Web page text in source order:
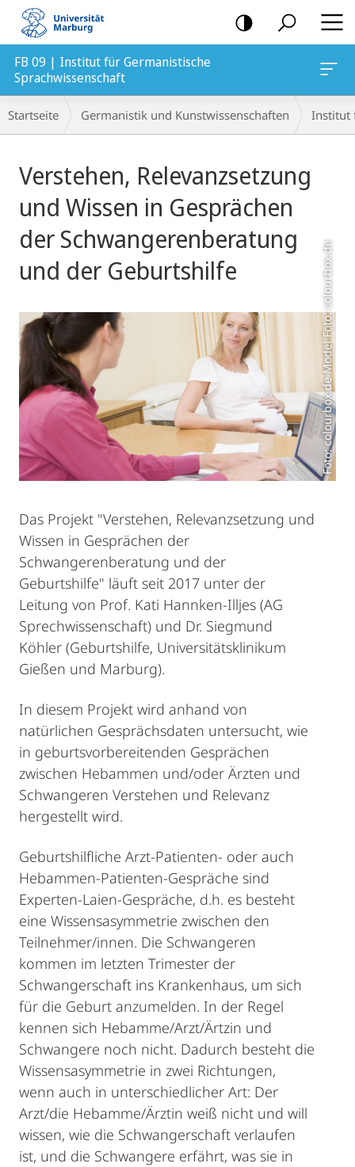
Mobile-
Navigation
FB 09 | Institut für Germanistische
Sprachwissenschaft
Breadcrumb-
Navigation
Startseite Germanistik und Kunstwissenschaften Institut
Verstehen, Relevanzsetzung
und Wissen in Gesprächen
der Schwangerenberatung
und der Geburtshilfe
Foto: colourbox.de Model Foto: colourbox.de
Das Projekt "Verstehen, Relevanzsetzung und
Wissen in Gesprächen der
Schwangerenberatung und der
Geburtshilfe" läuft seit 2017 unter der
Leitung von Prof. Kati Hannken-Illjes (AG
Sprechwissenschaft) und Dr. Siegmund
Köhler (Geburtshilfe, Universitätsklinikum
Gießen und Marburg).
In diesem Projekt wird anhand von
natürlichen Gesprächsdaten untersucht, wie
in geburtsvorbereitenden Gesprächen
zwischen Hebammen und/oder Ärzten und
Schwangeren Verstehen und Relevanz
hergestellt wird.
Geburtshilfliche Arzt-Patienten- oder auch
Hebammen-Patienten-Gespräche sind
Experten-Laien-Gespräche, d.h. es besteht
eine Wissensasymmetrie zwischen den
Teilnehmer/innen. Die Schwangeren
kommen im letzten Trimester der
Schwangerschaft ins Krankenhaus, um sich
für die Geburt anzumelden. In der Regel
kennen sich Hebamme/Arzt/Ärtzin und
Schwangere noch nicht. Dadurch besteht die
Wissensasymmetrie in zwei Richtungen,
wenn auch in unterschiedlicher Art: Der
Arzt/die Hebamme/Ärztin weiß nicht und will
wissen, wie die Schwangerschaft verlaufen
ist, und die Schwangere erfährt, was sie in